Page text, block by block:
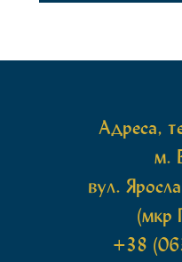
Адреса,
м.
вул.
(мкр
+38